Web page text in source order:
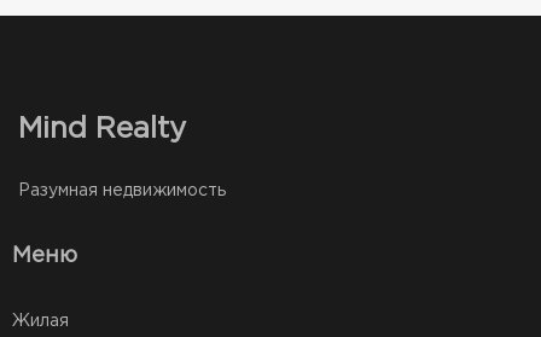
Mind Realty
Разумная недвижимость
Меню
Жилая